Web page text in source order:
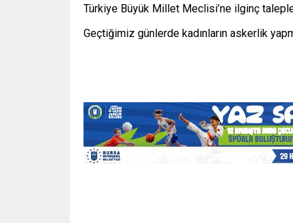
Türkiye Büyük Millet Meclisi’ne ilginç
Geçtiğimiz günlerde kadınların askerlik